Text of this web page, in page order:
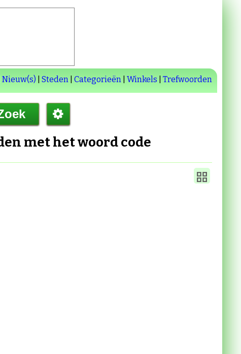
Nieuw(s) Steden| Categorieën| Winkels Trefwoorden
met het woordcode